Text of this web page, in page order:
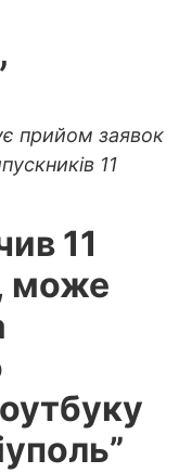
прийом заявок
11
11
може